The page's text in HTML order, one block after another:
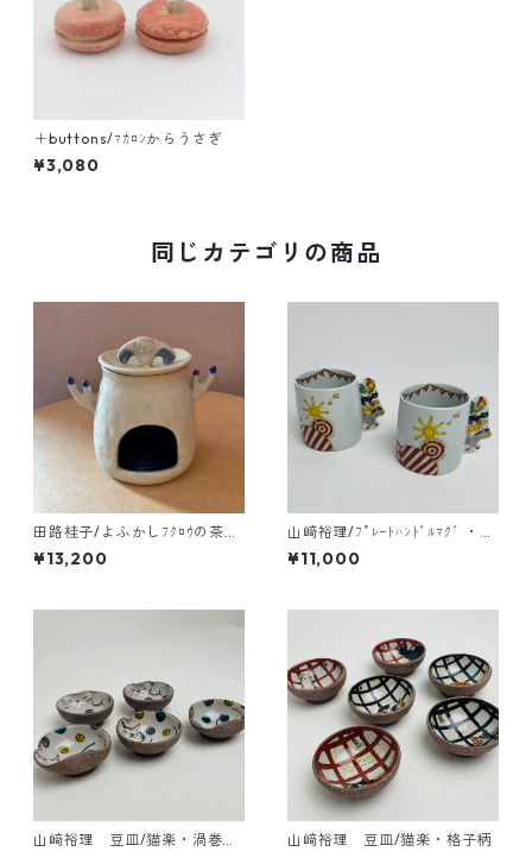
＋buttons/ﾏｶﾛﾝからうさぎ
¥3,080
同じカテゴリの商品
田路桂子/よふかしﾌｸﾛｳの茶香
炉
¥13,200
山﨑裕理/ﾌﾟﾚｰﾄﾊﾝﾄﾞﾙﾏｸﾞ ・ﾌﾞ
ﾚｰﾒﾝの音楽隊
¥11,000
山﨑裕理 豆皿/猫楽・渦巻き
山﨑裕理 豆皿/猫楽・格子柄